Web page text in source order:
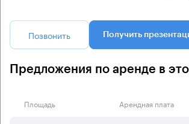
Позвонить Получить
Предложения по аренде в
Площадь Арендная плата